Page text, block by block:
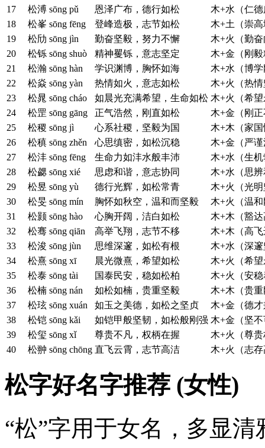
17
松溥 sōng pǔ 恩泽广布，德行如松
木+水（仁
18
松峯 sōng fēng 登峰造极，志节如松
木+土（崇
19
松劤 sōng jìn 勤奋坚毅，努力不懈
木+火（勤
20
松铄 sōng shuò 精神矍铄，意志坚定
木+金（刚
21
松瀚 sōng hàn 学识渊博，胸怀如海
木+水（博
22
松焱 sōng yàn 热情如火，意志如松
木+火（热
23
松晁 sōng cháo 如晨光充满希望，生命如松 木+火（希
24
松罡 sōng gāng 正气浩然，刚直如松
木+金（刚
25
松稷 sōng jì 心系社稷，坚毅为国
木+木（家
26
松稹 sōng zhěn 心思缜密，如松沉稳
木+金（严
27
松沣 sōng fēng 生命力如沣水般丰沛
木+水（生
28
松勰 sōng xié 思虑和谐，意志协同
木+水（思
29
松昱 sōng yù 德行光辉，如松常青
木+火（光
30
松旻 sōng mín 胸怀如秋空，温和而坚毅
木+火（温
31
松颢 sōng hào 心胸开阔，洁白如松
木+木（豁
32
松骞 sōng qiān 高举飞翔，志节不移
木+木（高
33
松浚 sōng jùn 思维深邃，如松有根
木+水（深
34
松熹 sōng xī 晨光微熹，希望如松
木+火（希
35
松泰 sōng tài 国泰民安，稳如松柏
木+火（安
36
松楠 sōng nán 如松如楠，贵重坚毅
木+木（贵
37
松玹 sōng xuán 如玉之美德，如松之坚贞
木+金（德
38
松铠 sōng kǎi 如铠甲般坚韧，如松般刚强 木+金（坚
39
松玺 sōng xǐ 尊贵不凡，权柄在握
木+火（尊
40
松翀 sōng chōng 直飞云霄，志节高洁 木+火（志
松字好名字推荐 (女性)
“松”字用于女名，多显